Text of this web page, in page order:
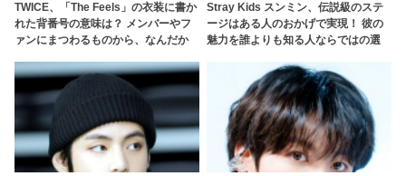
TWICE、「The Feels」の衣装に書か
れた背番号の意味は？ メンバーやフ
ァンにまつわるものから、なんだか
なるその意味とは？
Stray Kids スンミン、伝説級のステ
ージはある人のおかげで実現！ 彼の
魅力を誰よりも知る人ならではの選